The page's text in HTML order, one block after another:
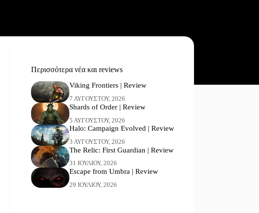
Περισσότερα νέα και reviews
Viking Frontiers | Review
7 ΑΥΓΟΎΣΤΟΥ, 2026
Shards of Order | Review
5 ΑΥΓΟΎΣΤΟΥ, 2026
Halo: Campaign Evolved | Review
3 ΑΥΓΟΎΣΤΟΥ, 2026
The Relic: First Guardian | Review
31 ΙΟΥΛΊΟΥ, 2026
Escape from Umbra | Review
29 ΙΟΥΛΊΟΥ, 2026